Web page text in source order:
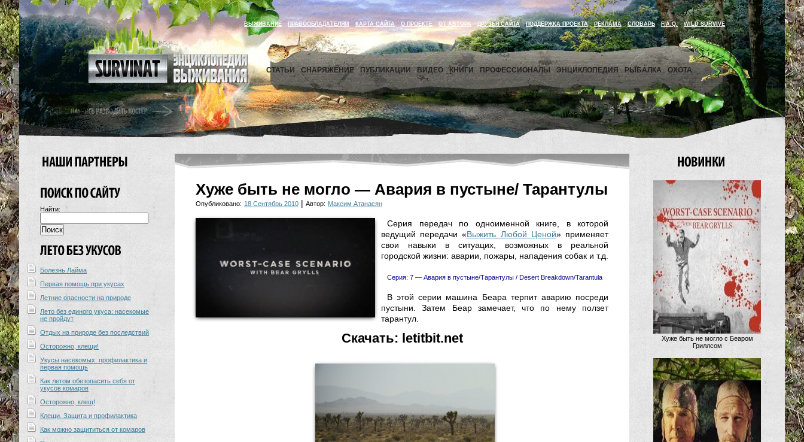
ВЫЖИВАНИЕ ПРАВООБЛАДАТЕЛЯМ КАРТА САЙТА О ПРОЕКТЕ ОТ АВТОРА ДРУЗЬЯ САЙТА ПОДДЕРЖКА ПРОЕКТА РЕКЛАМА СЛОВАРЬ F.A.Q. WILD SURVIVE
СТАТЬИ СНАРЯЖЕНИЕ ПУБЛИКАЦИИ ВИДЕО КНИГИ ПРОФЕССИОНАЛЫ ЭНЦИКЛОПЕДИЯ РЫБАЛКА ОХОТА
Найти:
Болезнь Лайма
Первая помощь при укусах
Летние опасности на природе
Лето без единого укуса: насекомые
не пройдут
Отдых на природе без последствий
Осторожно, клещи!
Укусы насекомых: профилактика и
первая помощь
Как летом обезопасить себя от
укусов комаров
Осторожно, клещ!
Клещи. Защита и профилактика
Как можно защититься от комаров
Хуже быть не могло — Авария в пустыне/ Тарантулы
Опубликовано: 18 Сентябрь 2010 | Автор: Максим Атанасян
Серия передач по одноименной книге, в которой
ведущий передачи «Выжить Любой Ценой» применяет
свои навыки в ситуацих, возможных в реальной
городской жизни: аварии, пожары, нападения собак и т.д.
Серия: 7 — Авария в пустыне/Тарантулы / Desert Breakdown/Tarantula
В этой серии машина Беара терпит аварию посреди
пустыни. Затем Беар замечает, что по нему ползет
тарантул.
Скачать: letitbit.net
Хуже быть не могло с Беаром
Гриллсом